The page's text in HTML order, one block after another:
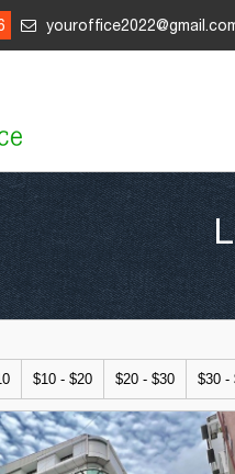
$10 - $20 $20 - $30 $30 -